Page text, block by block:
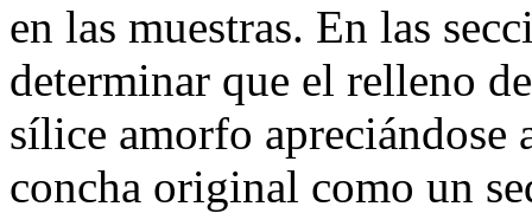
en las muestras. En las
determinar que el relleno
sílice amorfo apreciándose
concha original como un